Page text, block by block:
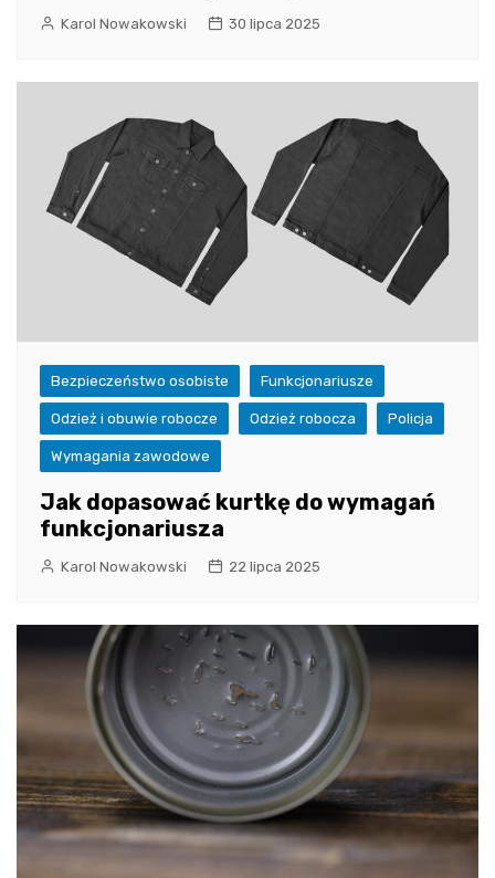
Karol Nowakowski 30 lipca 2025
Bezpieczeństwo osobiste Funkcjonariusze
Odzież i obuwie robocze Odzież robocza Policja
Wymagania zawodowe
Jak dopasować kurtkę do wymagań
funkcjonariusza
Karol Nowakowski 22 lipca 2025